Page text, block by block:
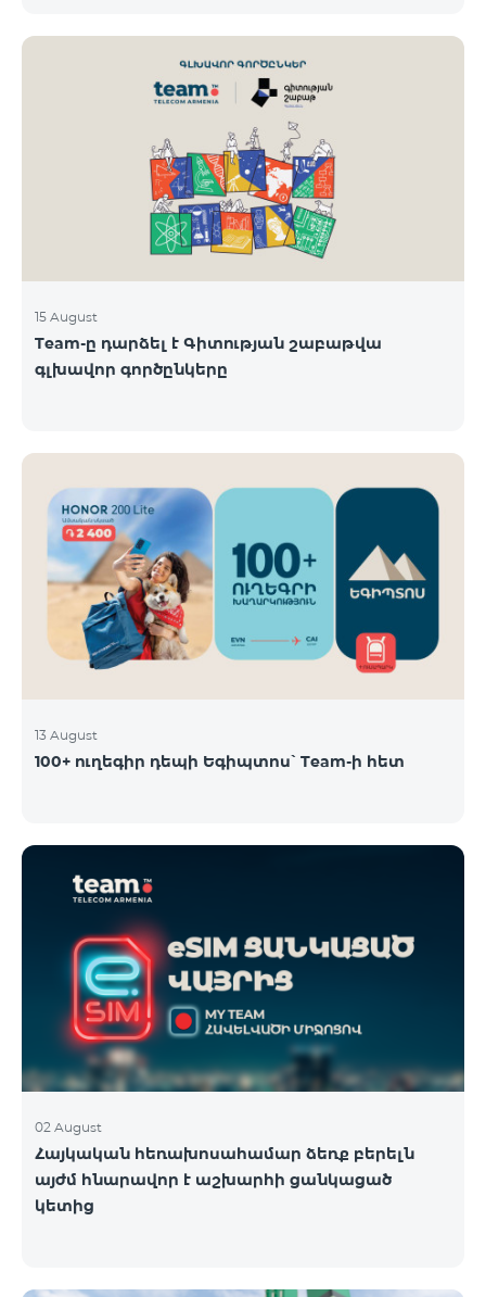
քարտի` TeamTok կանխավճարային
սակագնային փաթեթի հեռախոսահամարով։
Հաղթող հեռախոսահամարներն ընտրվելու են
պատահական թվերի գեներատորի միջոցով։
Հետևեք մեզ Team-ի Facebook-յան և YouTube-յան
ալիքների պաշտոնական էջերում: Մանրամասն
https://www.telecomarmenia.am/hy/B2S
15 August
Team-ը դարձել է Գիտության շաբաթվա
գլխավոր գործընկերը
13 August
100+ ուղեգիր դեպի Եգիպտոս՝ Team-ի հետ
02 August
Հայկական հեռախոսահամար ձեռք բերելն
այժմ հնարավոր է աշխարհի ցանկացած
կետից